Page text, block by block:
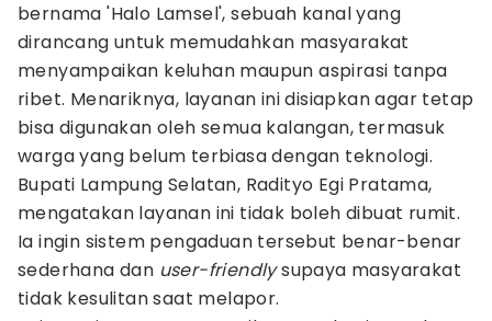
bernama 'Halo Lamsel', sebuah kanal yang
dirancang untuk memudahkan masyarakat
menyampaikan keluhan maupun aspirasi tanpa
ribet. Menariknya, layanan ini disiapkan agar tetap
bisa digunakan oleh semua kalangan, termasuk
warga yang belum terbiasa dengan teknologi.
Bupati Lampung Selatan, Radityo Egi Pratama,
mengatakan layanan ini tidak boleh dibuat rumit.
Ia ingin sistem pengaduan tersebut benar-benar
sederhana dan user-friendlysupaya masyarakat
tidak kesulitan saat melapor.